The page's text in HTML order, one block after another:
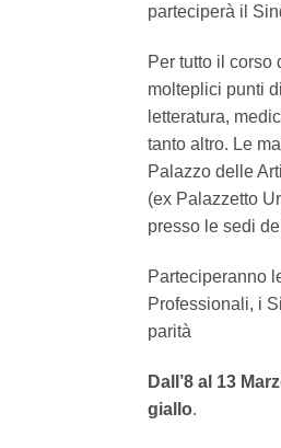
parteciperà il
Per tutto il corso
molteplici punti
letteratura,
tanto altro. Le
Palazzo delle
(ex Palazzetto
presso le sedi
Parteciperanno
Professionali, i
parità
Dall’8 al 13
giallo.